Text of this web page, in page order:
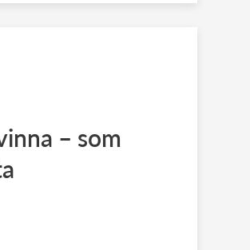
– som